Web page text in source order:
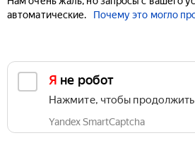
автоматические.
Почему это могло
Я не робот
Нажмите, чтобы продолжить
Yandex SmartCaptcha